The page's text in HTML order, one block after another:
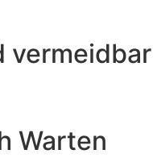
vermeidbar
Warten